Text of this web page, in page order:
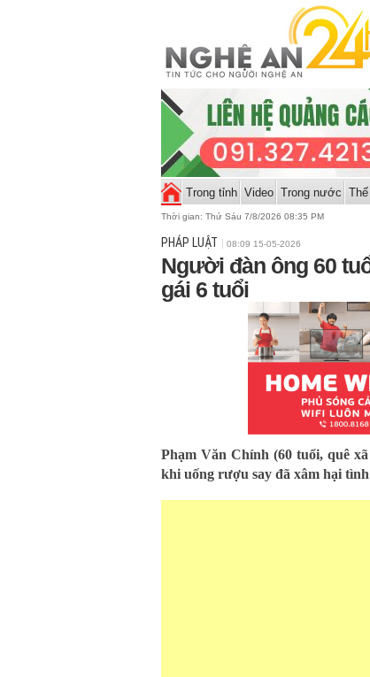
Trong tỉnh Video Trong nước
Thời gian: Thứ Sáu 7/8/2026 08:35 PM
PHÁP LUẬT 08:09 15-05-2026
Người đàn ông 60
gái 6 tuổi
Phạm Văn Chính (60 tuổi, quê
khi uống rượu say đã xâm hại